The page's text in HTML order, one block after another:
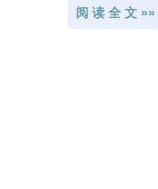
阅 读 全 文 »»